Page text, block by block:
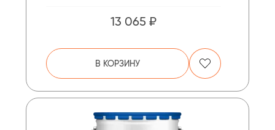
13 065 ₽
В КОРЗИНУ